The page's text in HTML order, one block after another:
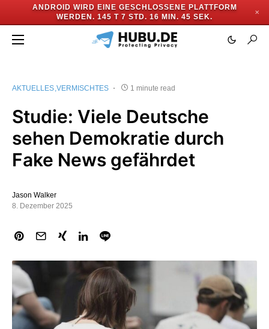
ANDROID WIRD EINE GESCHLOSSENE PLATTFORM
WERDEN. 145 T 7 STD. 16 MIN. 44 SEK.
✕
AKTUELLES VERMISCHTES 1 minute read
Studie: Viele Deutsche
sehen Demokratie durch
Fake News gefährdet
Jason Walker
8. Dezember 2025